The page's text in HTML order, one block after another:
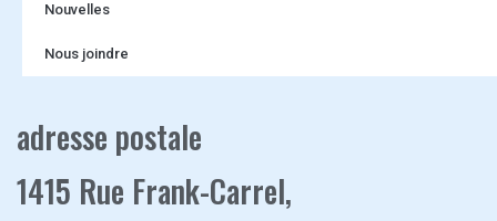
Nouvelles
Nous joindre
adresse postale
1415 Rue Frank-Carrel,